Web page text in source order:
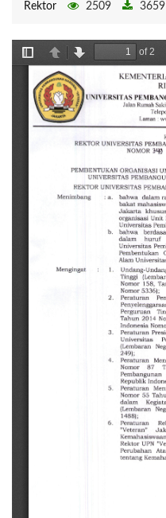
Rektor
2509 3659